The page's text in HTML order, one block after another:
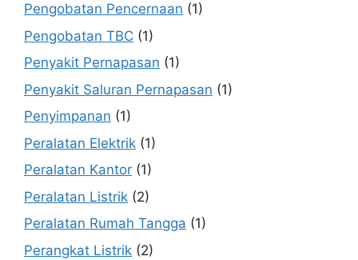
Pengobatan Pencernaan (1)
Pengobatan TBC (1)
Penyakit Pernapasan (1)
Penyakit Saluran Pernapasan (1)
Penyimpanan (1)
Peralatan Elektrik (1)
Peralatan Kantor (1)
Peralatan Listrik (2)
Peralatan Rumah Tangga (1)
Perangkat Listrik (2)